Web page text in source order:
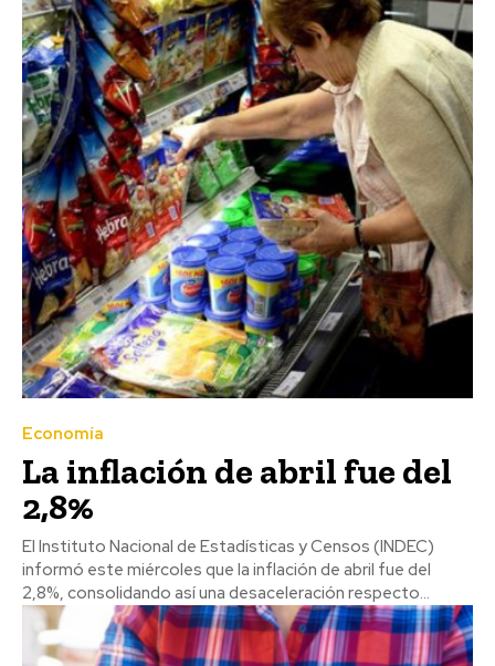
Economía
La inflación de abril fue del
2,8%
El Instituto Nacional de Estadísticas y Censos (INDEC)
informó este miércoles que la inflación de abril fue del
2,8%, consolidando así una desaceleración respecto...